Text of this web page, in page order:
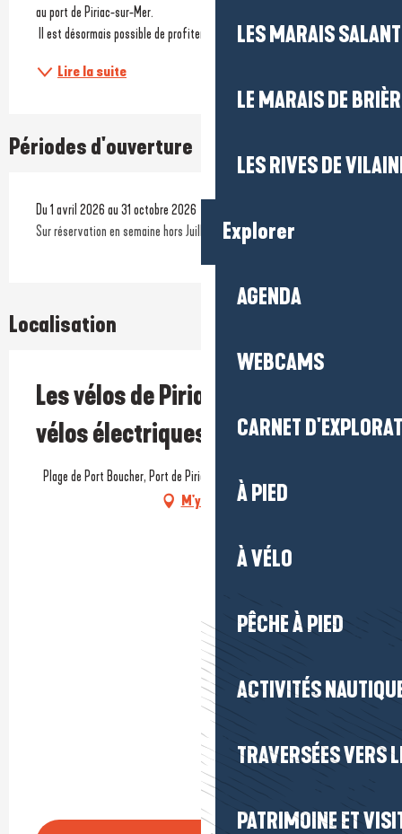
LES MARAIS
LE MARAIS DE
LES RIVES DE
Explorer
AGENDA
WEBCAMS
CARNET
À PIED
À VÉLO
PÊCHE À PIED
ACTIVITÉS
TRAVERSÉES VERS
PATRIMOINE ET
au port de Piriac-sur-Mer.
Il est désormais possible de profiter d'une journée complète...
Lire la suite
Périodes d'ouverture
Du 1 avril 2026 au 31 octobre 2026
Sur réservation en semaine hors Juillet Aout
Localisation
Les vélos de Piriac (location de
vélos électriques)
Plage de Port Boucher, Port de Piriac-sur-Mer, 44420 Piriac-sur-Mer
M'y rendre